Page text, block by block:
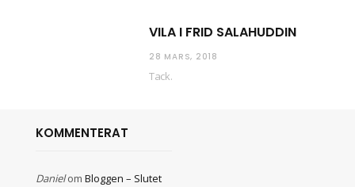
VILA I FRID SALAHUDDIN
28 MARS, 2018
Tack.
KOMMENTERAT
Danielom Bloggen – Slutet